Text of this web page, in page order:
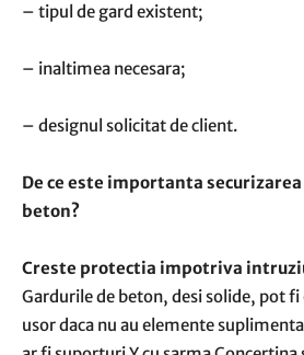
– tipul de gard existent;
– inaltimea necesara;
– designul solicitat de client.
De ce este importanta
beton?
Creste protectia impotriva
Gardurile de beton, desi solide, pot
usor daca nu au elemente